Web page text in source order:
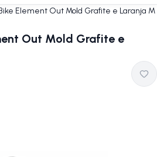
Element Out Mold Grafite e Laranja M
Out Mold Grafite e